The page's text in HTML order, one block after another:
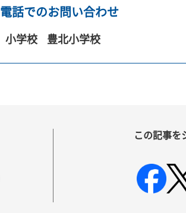
電話でのお問い合わせ
小学校 豊北小学校
この記事を